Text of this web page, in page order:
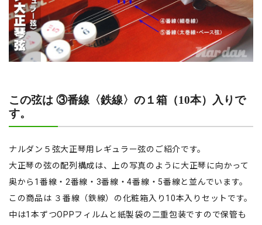
この弦は ③番線〈鉄線〉の１箱（10本）入りで
す。
ナルダン５弦大正琴用レギュラー弦のご紹介です。
大正琴の弦の配列構成は、上の写真のように大正琴に向かって
奥から1番線・2番線・3番線・4番線・5番線と並んでいます。
この商品は ３番線（鉄線）の化粧箱入り10本入りセットです。
中は1本ずつOPPフィルムと紙製袋の二重包装ですので保管も